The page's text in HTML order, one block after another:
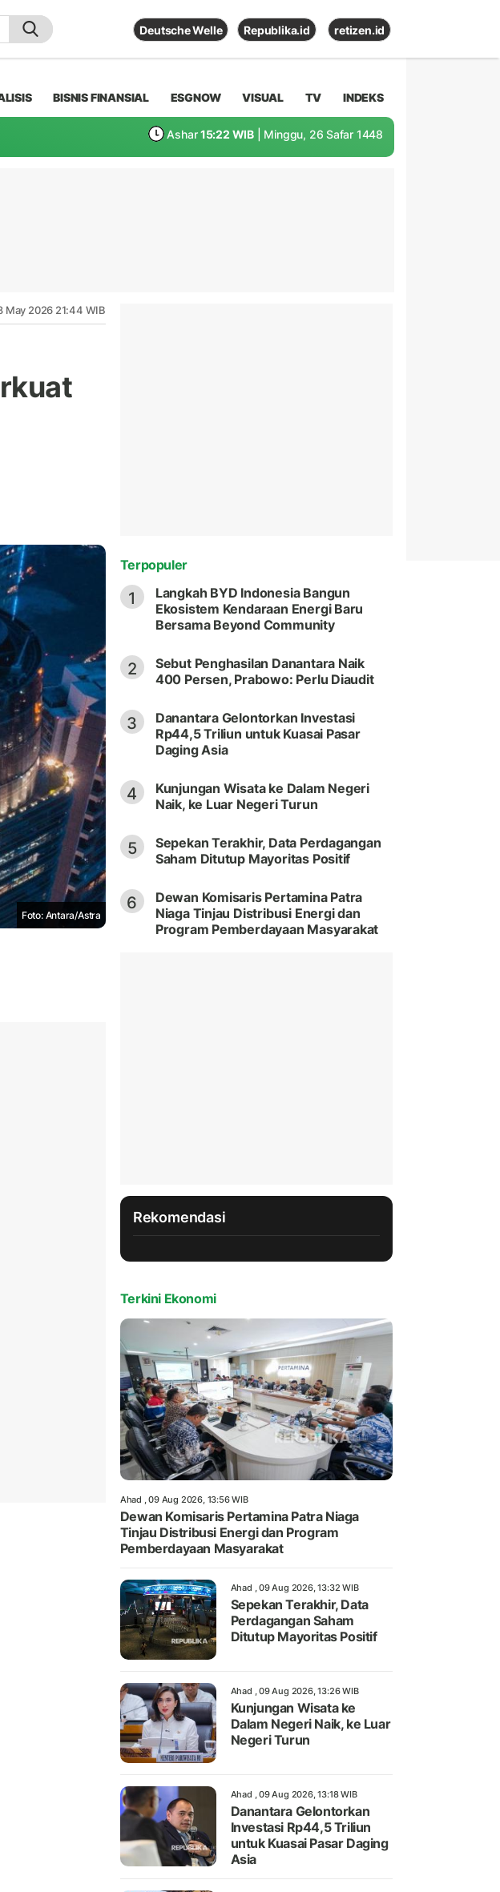
Deutsche Welle Republika.id retizen.id
BISNIS FINANSIAL ESGNOW VISUAL TV INDEKS
Ashar 15:22 WIB | Minggu, 26 Safar 1448
May 2026 21:44 WIB
Foto: Antara/Astra
Terpopuler
1
Langkah BYD Indonesia Bangun
Ekosistem Kendaraan Energi Baru
Bersama Beyond Community
2
Sebut Penghasilan Danantara Naik
400 Persen, Prabowo: Perlu Diaudit
3
Danantara Gelontorkan Investasi
Rp44,5 Triliun untuk Kuasai Pasar
Daging Asia
4
Kunjungan Wisata ke Dalam Negeri
Naik, ke Luar Negeri Turun
5
Sepekan Terakhir, Data Perdagangan
Saham Ditutup Mayoritas Positif
6
Dewan Komisaris Pertamina Patra
Niaga Tinjau Distribusi Energi dan
Program Pemberdayaan Masyarakat
Rekomendasi
Terkini Ekonomi
Ahad , 09 Aug 2026, 13:56 WIB
Dewan Komisaris Pertamina Patra Niaga
Tinjau Distribusi Energi dan Program
Pemberdayaan Masyarakat
Ahad , 09 Aug 2026, 13:32 WIB
Sepekan Terakhir, Data
Perdagangan Saham
Ditutup Mayoritas Positif
Ahad , 09 Aug 2026, 13:26 WIB
Kunjungan Wisata ke
Dalam Negeri Naik, ke Luar
Negeri Turun
Ahad , 09 Aug 2026, 13:18 WIB
Danantara Gelontorkan
Investasi Rp44,5 Triliun
untuk Kuasai Pasar Daging
Asia